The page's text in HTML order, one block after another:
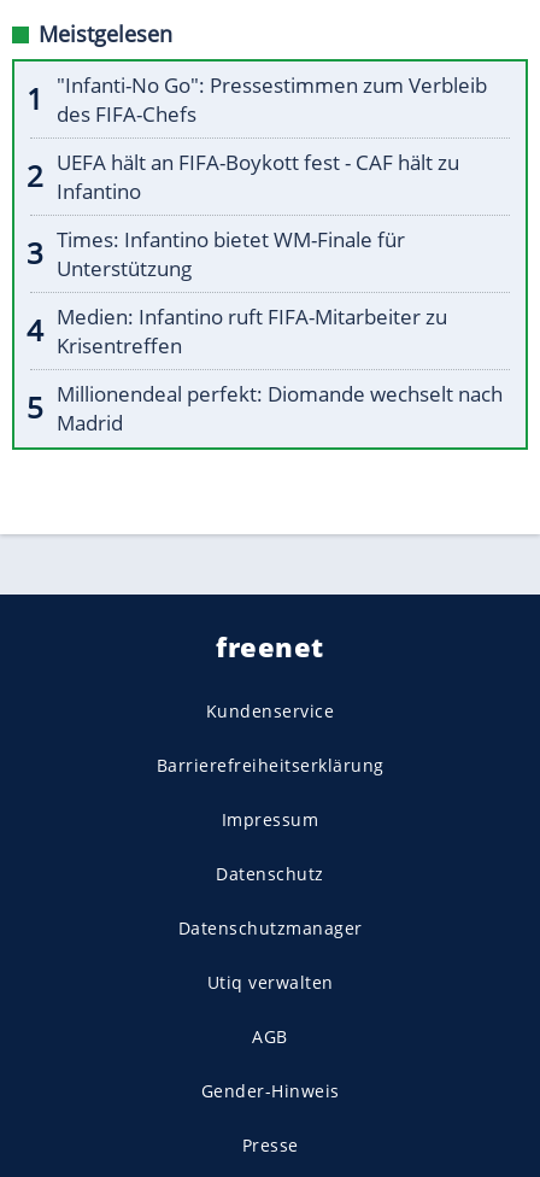
Meistgelesen
"Infanti-No Go": Pressestimmen zum Verbleib
des FIFA-Chefs
UEFA hält an FIFA-Boykott fest - CAF hält zu
Infantino
Times: Infantino bietet WM-Finale für
Unterstützung
Medien: Infantino ruft FIFA-Mitarbeiter zu
Krisentreffen
Millionendeal perfekt: Diomande wechselt nach
Madrid
freenet
Kundenservice
Barrierefreiheitserklärung
Impressum
Datenschutz
Datenschutzmanager
Utiq verwalten
AGB
Gender-Hinweis
Presse